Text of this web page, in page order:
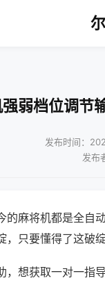
弱档位调节
发布时间：
发布
的麻将机都是全自
只要懂得了这破
，想获取一对一指